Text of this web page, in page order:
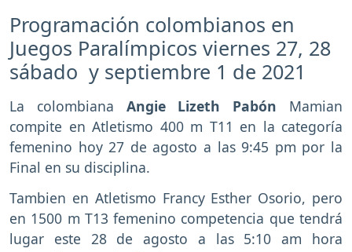
Programación colombianos en
Juegos Paralímpicos viernes 27, 28
sábado y septiembre 1 de 2021
La colombiana Angie Lizeth Pabón Mamian
compite en Atletismo 400 m T11 en la categoría
femenino hoy 27 de agosto a las 9:45 pm por la
Final en su disciplina.
Tambien en Atletismo Francy Esther Osorio, pero
en 1500 m T13 femenino competencia que tendrá
lugar este 28 de agosto a las 5:10 am hora